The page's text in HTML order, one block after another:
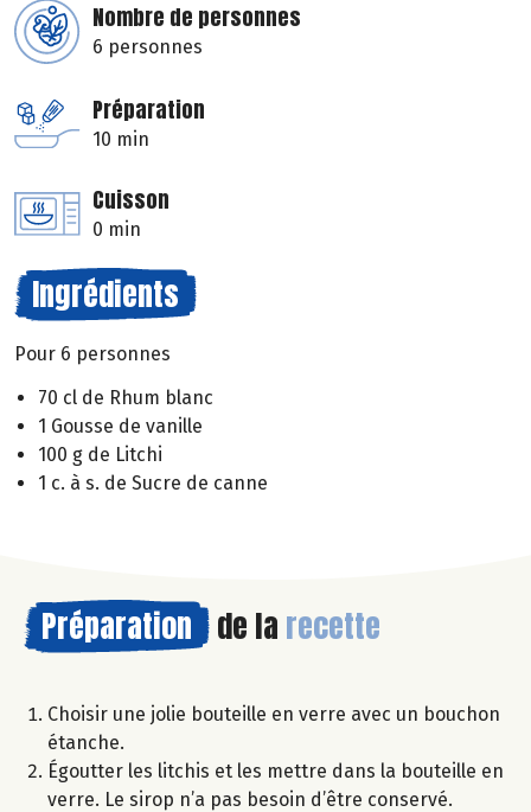
Nombre de personnes
6 personnes
Préparation
10 min
Cuisson
0 min
Ingrédients
Pour 6 personnes
70 cl de Rhum blanc
1 Gousse de vanille
100 g de Litchi
1 c. à s. de Sucre de canne
Préparation de la recette
Choisir une jolie bouteille en verre avec un bouchon
étanche.
Égoutter les litchis et les mettre dans la bouteille en
verre. Le sirop n’a pas besoin d’être conservé.